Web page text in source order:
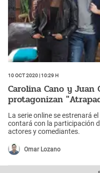
10 Oct 2020 | 10:29 h
Carolina Cano y Juan
protagonizan
La serie online se estrenará
contará con la participación
actores y comediantes.
Omar Lozano